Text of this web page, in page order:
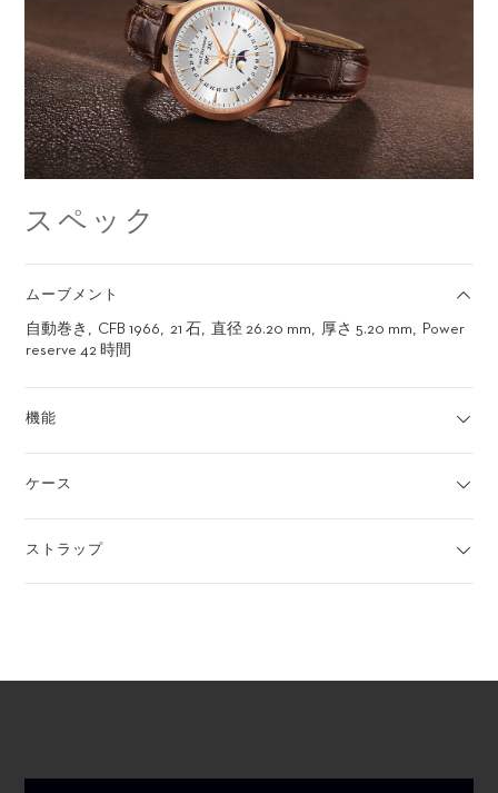
スペック
ムーブメント
自動巻き CFB 1966 21 石 直径 26.20 mm 厚さ 5.20 mm
Power
reserve 42 時間
機能
ケース
ストラップ